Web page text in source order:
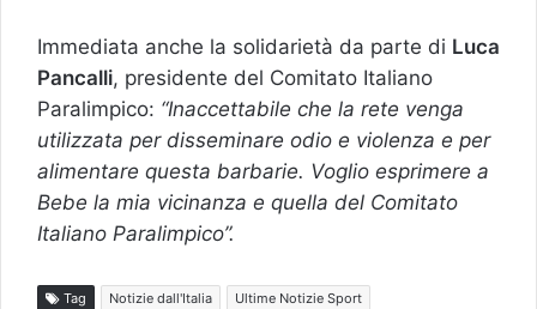
Immediata anche la solidarietà da parte di Luca
Pancalli, presidente del Comitato Italiano
Paralimpico: “Inaccettabile che la rete venga
utilizzata per disseminare odio e violenza e per
alimentare questa barbarie. Voglio esprimere a
Bebe la mia vicinanza e quella del Comitato
Italiano Paralimpico”.
Tag Notizie dall'Italia Ultime Notizie Sport